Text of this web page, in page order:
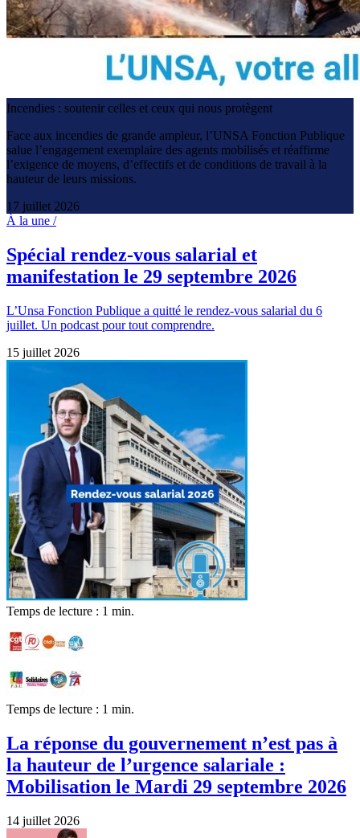
Incendies : soutenir celles et ceux qui nous protègent
Face aux incendies de grande ampleur, l’UNSA Fonction Publique
salue l’engagement exemplaire des agents mobilisés et réaffirme
l’exigence de moyens, d’effectifs et de conditions de travail à la
hauteur de leurs missions.
17 juillet 2026
À la une /
Spécial rendez-vous salarial et
manifestation le 29 septembre 2026
L’Unsa Fonction Publique a quitté le rendez-vous salarial du 6
juillet. Un podcast pour tout comprendre.
15 juillet 2026
Temps de lecture : 1 min.
Temps de lecture : 1 min.
La réponse du gouvernement n’est pas à
la hauteur de l’urgence salariale :
Mobilisation le Mardi 29 septembre 2026
14 juillet 2026